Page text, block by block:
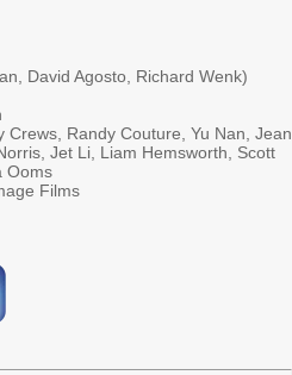
David Agosto, Richard Wenk)
Crews, Randy Couture, Yu Nan, Jean
Jet Li, Liam Hemsworth, Scott
Ooms
Films